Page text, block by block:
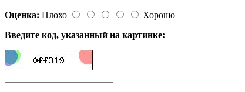
Оценка: Плохо
Хорошо
Введите код, указанный на картинке: